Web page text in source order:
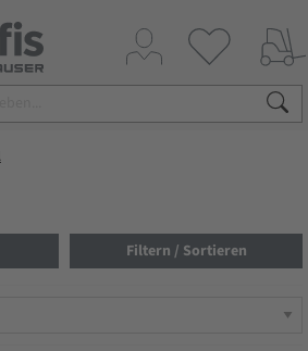
Filtern / Sortieren